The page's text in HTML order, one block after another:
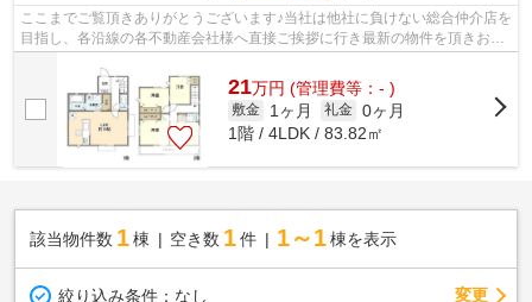
ここまでご覧頂きありがとうございます♪当社は他社に負けない総合仲介店を
目指し、各沿線の各不動産会社様へ直接ご挨拶に行き最新の物件を頂きお客
21万円 (管理費等：- )
敷金 1ヶ月 礼金 0ヶ月
1階 / 4LDK / 83.82㎡
該当物件数 1棟 空き数 1 件 1～1 棟を表示
絞り込み条件： なし 変更